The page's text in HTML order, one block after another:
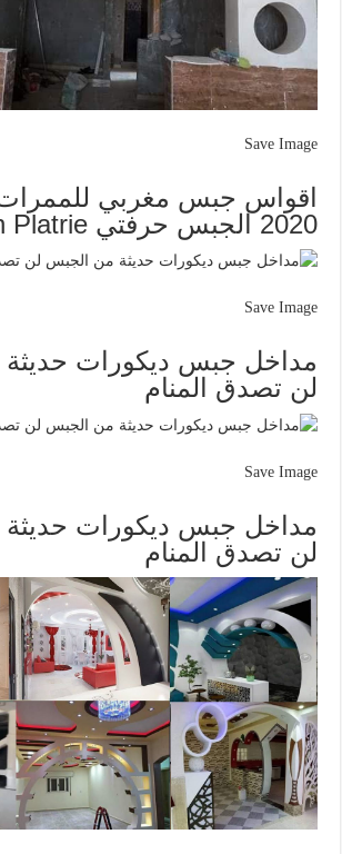
Save Image
اقواس جبس مغربي
2020 الجبس حرفتي Decoration Platrie
Save Image
مداخل جبس ديكورات
لن تصدق المنام
Save Image
مداخل جبس ديكورات
لن تصدق المنام